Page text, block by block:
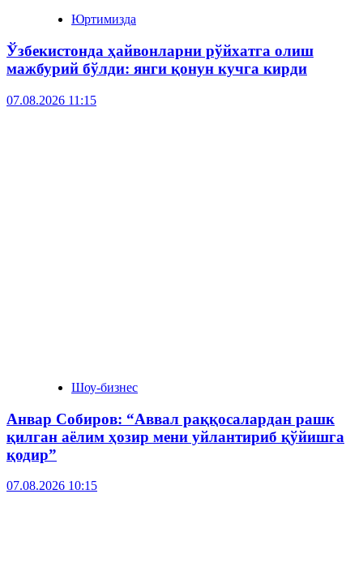
Юртимизда
Ўзбекистонда ҳайвонларни рўйхатга олиш
мажбурий бўлди: янги қонун кучга кирди
07.08.2026 11:15
Шоу-бизнес
Анвар Собиров: “Аввал раққосалардан рашк
қилган аёлим ҳозир мени уйлантириб қўйишга
қодир”
07.08.2026 10:15